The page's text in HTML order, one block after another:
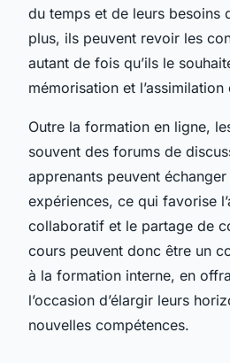
du temps et de leurs besoins
plus, ils peuvent revoir les
autant de fois qu’ils le
mémorisation et
Outre la formation en ligne,
souvent des forums de
apprenants peuvent
expériences, ce qui favorise
collaboratif et le partage de
cours peuvent donc être un
à la formation interne, en
l’occasion d’élargir leurs
nouvelles compétences.